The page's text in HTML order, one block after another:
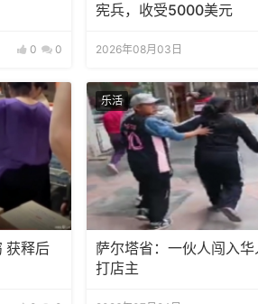
0 0
宪兵，收受5000美元
2026年08月03日
获释后
乐活
萨尔塔省：一伙人闯入
打店主